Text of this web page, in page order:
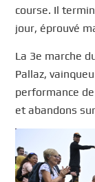
course. Il
jour, éprouvé
La 3e marche
Pallaz,
performance
et abandons